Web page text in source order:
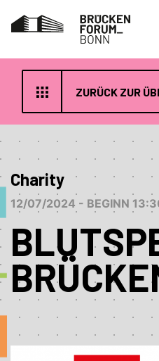
ZURÜCK ZUR
Charity
12/07/2024 - BEGINN